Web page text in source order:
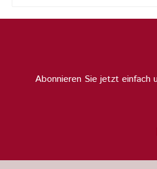
Abonnieren Sie jetzt einfach